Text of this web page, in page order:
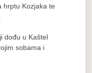
hrptu Kozjaka te
dođu u Kaštel
sobama i